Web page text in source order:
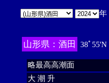
年
山形県：酒田 38ﾟ55'N
略最高高潮面
大 潮 升